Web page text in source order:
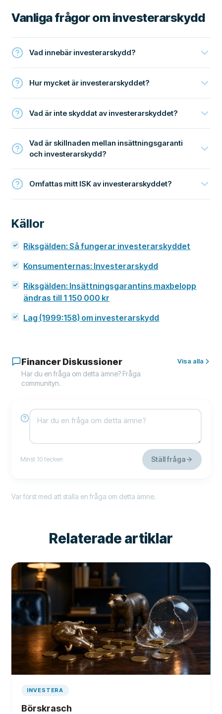
Vanliga frågor om investerarskydd
Vad innebär investerarskydd?
Hur mycket är investerarskyddet?
Vad är inte skyddat av investerarskyddet?
Vad är skillnaden mellan insättningsgaranti
och investerarskydd?
Omfattas mitt ISK av investerarskyddet?
Källor
Riksgälden: Så fungerar investerarskyddet
Konsumenternas: Investerarskydd
Riksgälden: Insättningsgarantins maxbelopp
ändras till 1 150 000 kr
Lag (1999:158) om investerarskydd
Financer Diskussioner
Har du en fråga om detta ämne? Fråga
communityn.
Visa alla
Minst 10 tecken Ställ fråga
Var först med att ställa en fråga om detta ämne.
Relaterade artiklar
INVESTERA
Börskrasch